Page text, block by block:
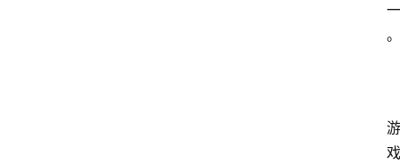
一
。
游
戏